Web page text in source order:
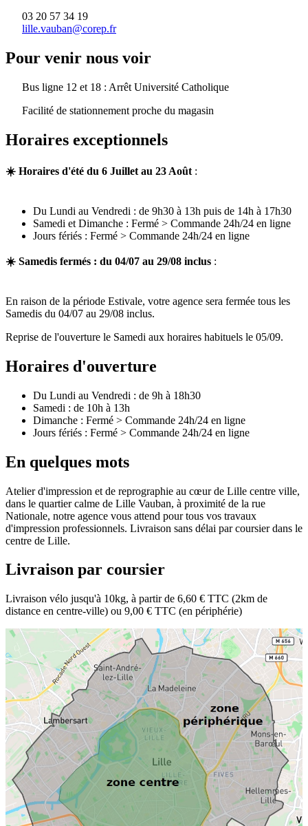
03 20 57 34 19
lille.vauban@corep.fr
Pour venir nous voir
Bus ligne 12 et 18 : Arrêt Université Catholique
Facilité de stationnement proche du magasin
Horaires exceptionnels
☀️ Horaires d'été du 6 Juillet au 23 Août :
Du Lundi au Vendredi : de 9h30 à 13h puis de 14h à 17h30
Samedi et Dimanche : Fermé > Commande 24h/24 en ligne
Jours fériés : Fermé > Commande 24h/24 en ligne
☀️ Samedis fermés : du 04/07 au 29/08 inclus :
En raison de la période Estivale, votre agence sera fermée tous les
Samedis du 04/07 au 29/08 inclus.
Reprise de l'ouverture le Samedi aux horaires habituels le 05/09.
Horaires d'ouverture
Du Lundi au Vendredi : de 9h à 18h30
Samedi : de 10h à 13h
Dimanche : Fermé > Commande 24h/24 en ligne
Jours fériés : Fermé > Commande 24h/24 en ligne
En quelques mots
Atelier d'impression et de reprographie au cœur de Lille centre ville,
dans le quartier calme de Lille Vauban, à proximité de la rue
Nationale, notre agence vous attend pour tous vos travaux
d'impression professionnels. Livraison sans délai par coursier dans le
centre de Lille.
Livraison par coursier
Livraison vélo jusqu'à 10kg, à partir de 6,60 € TTC (2km de
distance en centre-ville) ou 9,00 € TTC (en périphérie)